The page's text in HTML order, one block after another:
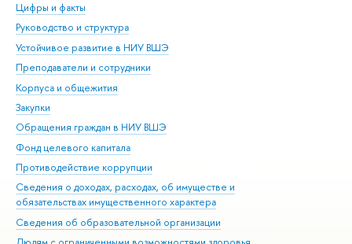
Цифры и факты
Руководство и структура
Устойчивое развитие в НИУ ВШЭ
Преподаватели и сотрудники
Корпуса и общежития
Закупки
Обращения граждан в НИУ ВШЭ
Фонд целевого капитала
Противодействие коррупции
Сведения о доходах, расходах, об имуществе и
обязательствах имущественного характера
Сведения об образовательной организации